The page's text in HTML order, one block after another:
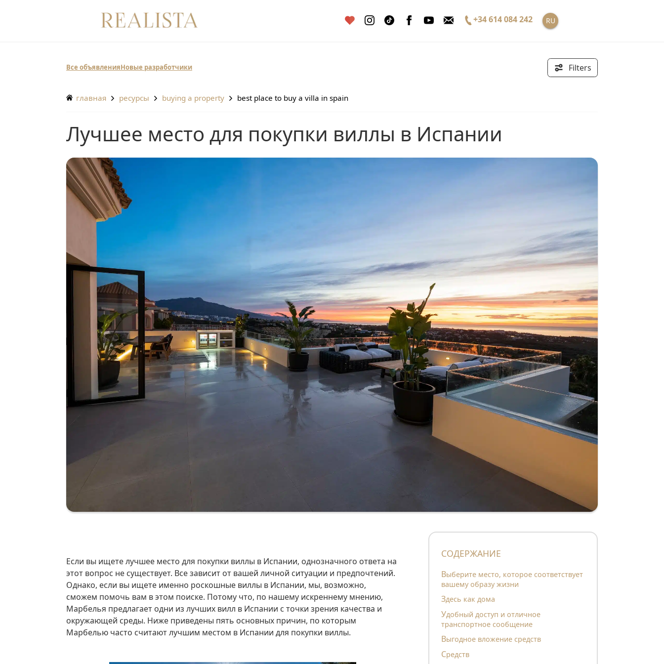
+34 614 084 242 RU
Все объявления Новые разработчики Filters
главная ресурсы buying a property best place to buy a villa in spain
Лучшее место для покупки виллы в Испании
CОДЕРЖАНИЕ
Выберите место, которое соответствует
вашему образу жизни
Здесь как дома
Удобный доступ и отличное
транспортное сообщение
Выгодное вложение средств
средств
Если вы ищете лучшее место для покупки виллы в Испании, однозначного ответа на
этот вопрос не существует. Все зависит от вашей личной ситуации и предпочтений.
Однако, если вы ищете именно роскошные виллы в Испании, мы, возможно,
сможем помочь вам в этом поиске. Потому что, по нашему искреннему мнению,
Марбелья предлагает одни из лучших вилл в Испании с точки зрения качества и
окружающей среды. Ниже приведены пять основных причин, по которым
Марбелью часто считают лучшим местом в Испании для покупки виллы.